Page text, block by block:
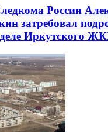
России
затребовал
деле Иркутского